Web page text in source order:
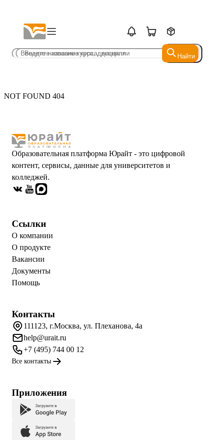
Найти
Найти
NOT FOUND 404
Образовательная платформа Юрайт - это цифровой
контент, сервисы, данные для университетов и
колледжей.
Ссылки
О компании
О продукте
Вакансии
Документы
Помощь
Контакты
111123, г.Москва, ул. Плеханова, 4а
help@urait.ru
+7 (495) 744 00 12
Все контакты
Приложения